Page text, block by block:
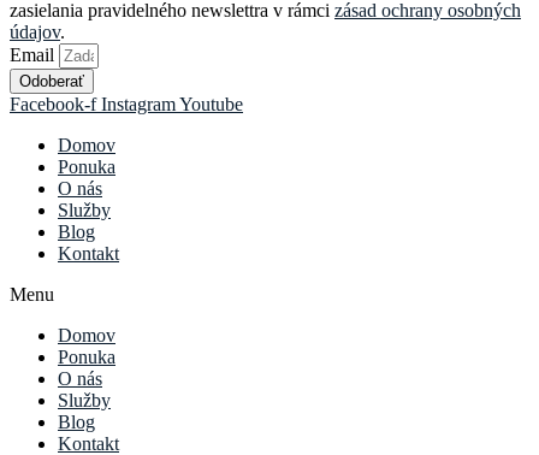
zasielania pravidelného newslettra v rámci zásad ochrany osobných
údajov.
Email
Odoberať
Facebook-f InstagramYoutube
Domov
Ponuka
O nás
Služby
Blog
Kontakt
Menu
Domov
Ponuka
O nás
Služby
Blog
Kontakt